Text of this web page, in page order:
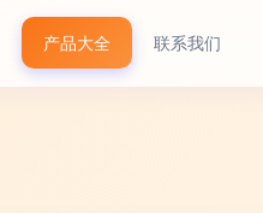
产品大全 联系我们